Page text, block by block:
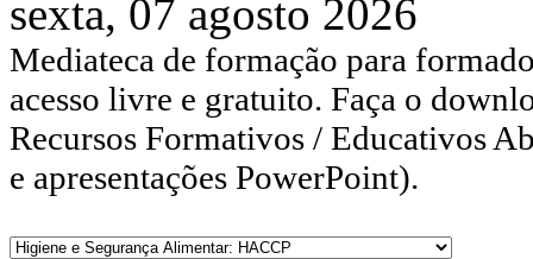
sexta, 07 agosto 2026
Mediateca de formação para
acesso livre e gratuito. Faça o
Recursos Formativos / Educativos
e apresentações PowerPoint).